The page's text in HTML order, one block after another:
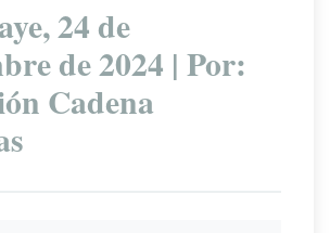
24 de
de 2024 | Por:
Cadena